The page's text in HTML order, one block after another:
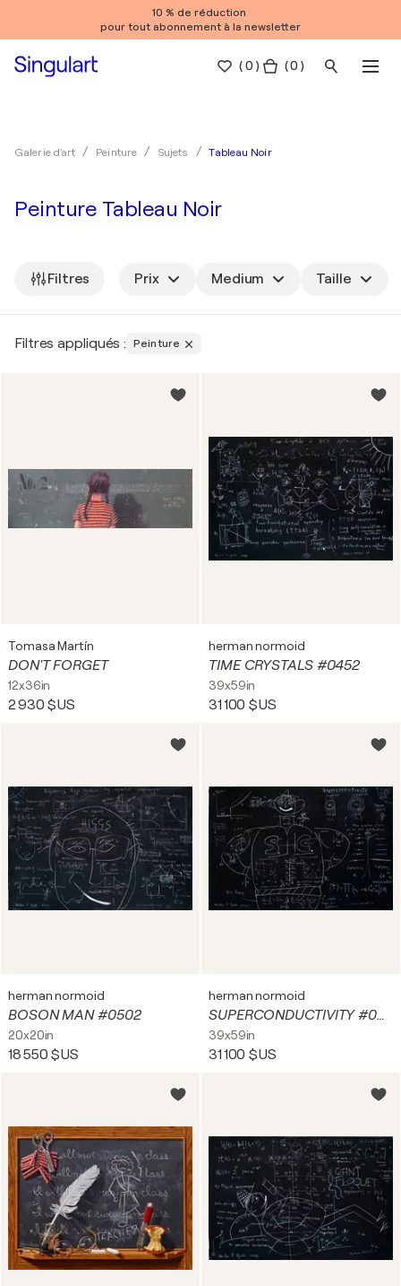
10 % de réduction
pour tout abonnement à la newsletter
(0 ) ( 0 )
Galerie d'art Peinture Sujets Tableau Noir
Peinture Tableau Noir
Filtres Prix Medium Taille
Filtres appliqués : Peinture
Tomasa Martín
DON'T FORGET
12x36in
2 930 $US
herman normoid
TIME CRYSTALS #0452
39x59in
31 100 $US
herman normoid
BOSON MAN #0502
20x20in
18 550 $US
herman normoid
SUPERCONDUCTIVITY #0451
39x59in
31 100 $US